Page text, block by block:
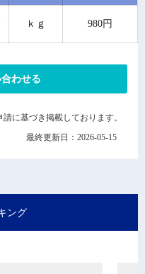
ｋｇ 980円
わせる
に基づき掲載しております。
最終更新日：2026-05-15
ング